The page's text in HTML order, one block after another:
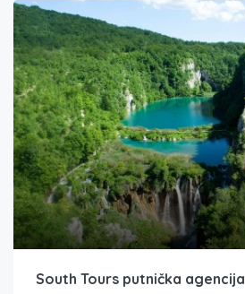
South Tours putnička agencija